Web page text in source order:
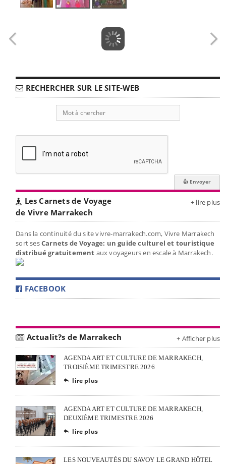
RECHERCHER SUR LE SITE-WEB
Les Carnets de Voyage
de Vivre Marrakech
+ lire plus
Dans la continuité du site vivre-marrakech.com, Vivre Marrakech
sort sesCarnets de Voyage: un guide culturel et touristique
distribué gratuitement aux voyageurs en escale à Marrakech.
FACEBOOK
Actualit?s de Marrakech + Afficher plus
AGENDA ART ET CULTURE DE MARRAKECH,
TROISIÈME TRIMESTRE 2026
 lire plus
AGENDA ART ET CULTURE DE MARRAKECH,
DEUXIÈME TRIMESTRE 2026
 lire plus
LES NOUVEAUTÉS DU SAVOY LE GRAND HÔTEL